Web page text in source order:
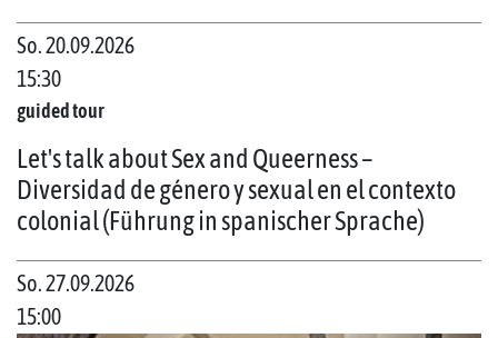
So. 20.09.2026
15:30
guided tour
Let's talk about Sex and Queerness –
Diversidad de género y sexual en el contexto
colonial (Führung in spanischer Sprache)
So. 27.09.2026
15:00